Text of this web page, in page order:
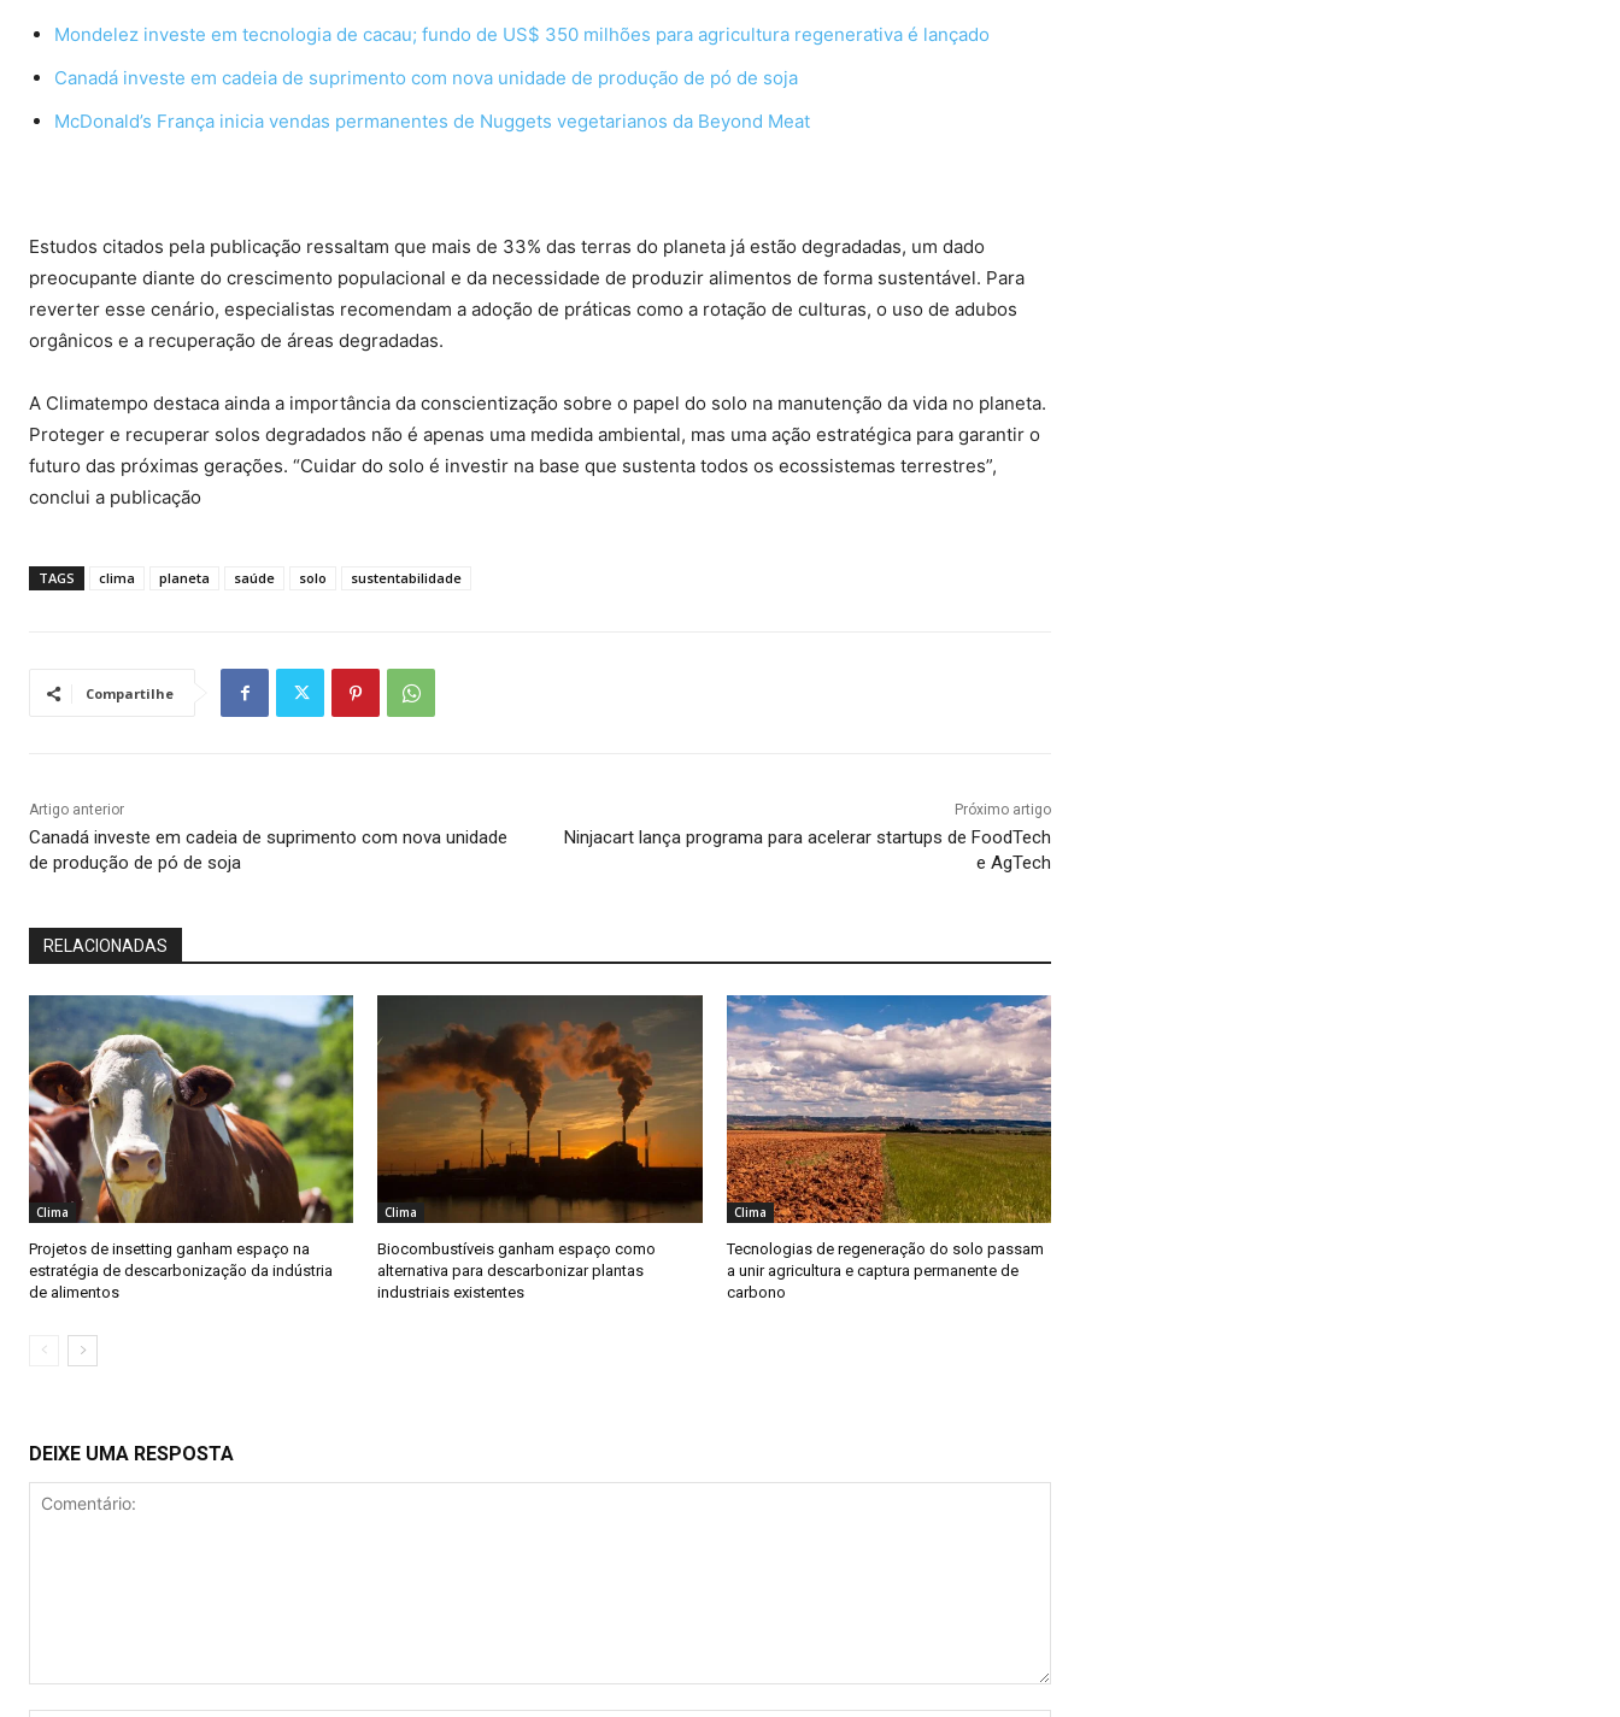
Mondelez investe em tecnologia de cacau; fundo de US$ 350 milhões para agricultura regenerativa é lançado
Canadá investe em cadeia de suprimento com nova unidade de produção de pó de soja
McDonald’s França inicia vendas permanentes de Nuggets vegetarianos da Beyond Meat
Estudos citados pela publicação ressaltam que mais de 33% das terras do planeta já estão degradadas, um dado
preocupante diante do crescimento populacional e da necessidade de produzir alimentos de forma sustentável. Para
reverter esse cenário, especialistas recomendam a adoção de práticas como a rotação de culturas, o uso de adubos
orgânicos e a recuperação de áreas degradadas.
A Climatempo destaca ainda a importância da conscientização sobre o papel do solo na manutenção da vida no planeta.
Proteger e recuperar solos degradados não é apenas uma medida ambiental, mas uma ação estratégica para garantir o
futuro das próximas gerações. “Cuidar do solo é investir na base que sustenta todos os ecossistemas terrestres”,
conclui a publicação
TAGS clima planeta saúde solo sustentabilidade
Compartilhe
Artigo anterior
Canadá investe em cadeia de suprimento com nova unidade
de produção de pó de soja
Próximo artigo
Ninjacart lança programa para acelerar startups de FoodTech
e AgTech
RELACIONADAS
Clima
Projetos de insetting ganham espaço na
estratégia de descarbonização da indústria
de alimentos
Clima
Biocombustíveis ganham espaço como
alternativa para descarbonizar plantas
industriais existentes
Clima
Tecnologias de regeneração do solo passam
a unir agricultura e captura permanente de
carbono
DEIXE UMA RESPOSTA